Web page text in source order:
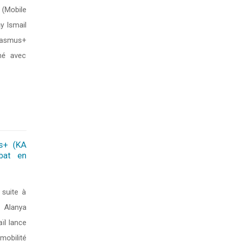
Ismail
avec
(KA
en
suite à
lance